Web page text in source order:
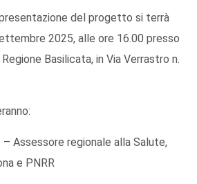
del progetto si terrà
2025, alle ore 16.00 presso
Basilicata, in Via Verrastro n.
– Assessore regionale alla Salute,
e PNRR